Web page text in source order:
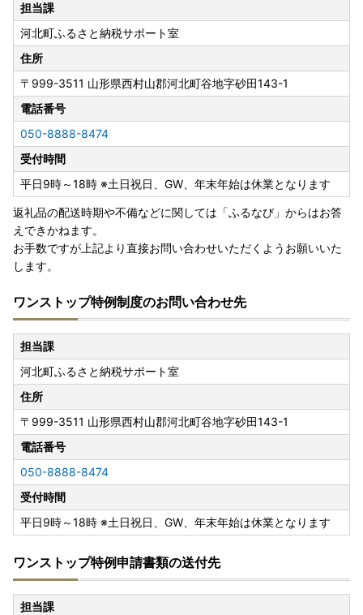
担当課
河北町ふるさと納税サポート室
住所
〒999-3511 山形県西村山郡河北町谷地字砂田143-1
電話番号
050-8888-8474
受付時間
平日9時～18時 ※土日祝日、GW、年末年始は休業となります
返礼品の配送時期や不備などに関しては「ふるなび」からはお答
えできかねます。
お手数ですが上記より直接お問い合わせいただくようお願いいた
します。
ワンストップ特例制度のお問い合わせ先
担当課
河北町ふるさと納税サポート室
住所
〒999-3511 山形県西村山郡河北町谷地字砂田143-1
電話番号
050-8888-8474
受付時間
平日9時～18時 ※土日祝日、GW、年末年始は休業となります
ワンストップ特例申請書類の送付先
担当課